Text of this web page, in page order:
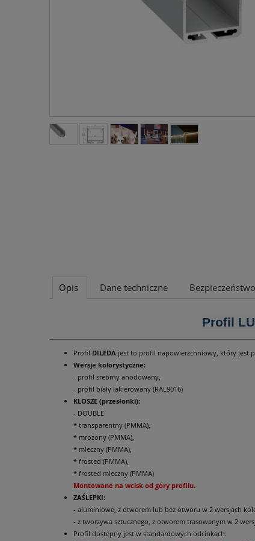
Opis Dane techniczne Bezpieczeństwo
Profil
Profil DILEDA jest to profil napowierzchniowy, który jest
Wersje kolorystyczne:
- profil srebrny anodowany,
- profil biały lakierowany (RAL9016)
KLOSZE (przesłonki):
- DOUBLE
* transparentny (PMMA),
* mrożony (PMMA),
* mleczny (PMMA),
* frosted (PMMA),
* frosted mleczny (PMMA)
Montowane na wcisk od góry profilu.
ZAŚLEPKI:
- aluminiowe, z otworem lub bez otworu w 2 wersjach
- z tworzywa sztucznego, z otworem trasowanym w 2
Profil dostępny jest w standardowych odcinkach: